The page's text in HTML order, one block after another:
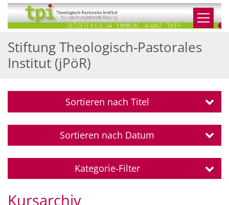
Zum Inhalt springen
Stiftung Theologisch-Pastorales
Institut (jPöR)
Sortieren nach Titel
Sortieren nach Datum
Kategorie-Filter
Kursarchiv